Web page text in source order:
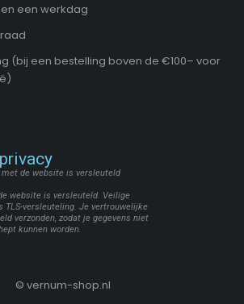
een werkdag
(bij een bestelling boven de €100– voor
website is versleuteld. Veilige
TLS-versleuteling. Je vertrouwelijke
verzonden, zodat je gegevens niet
kunnen worden.
© vernum-shop.nl